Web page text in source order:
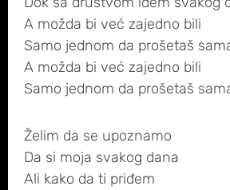
A možda bi već zajedno bili
Samo jednom da prošetaš
A možda bi već zajedno bili
Samo jednom da prošetaš
Želim da se upoznamo
Da si moja svakog dana
Ali kako da ti priđem